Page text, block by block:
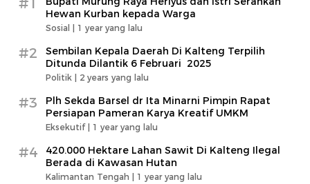
#1
Hewan Kurban kepada Warga
Sosial | 1 year yang lalu
#2
Sembilan Kepala Daerah Di Kalteng Terpilih
Ditunda Dilantik 6 Februari 2025
Politik | 2 years yang lalu
#3
Plh Sekda Barsel dr Ita Minarni Pimpin Rapat
Persiapan Pameran Karya Kreatif UMKM
Eksekutif | 1 year yang lalu
#4
420.000 Hektare Lahan Sawit Di Kalteng Ilegal
Berada di Kawasan Hutan
Kalimantan Tengah | 1 year yang lalu